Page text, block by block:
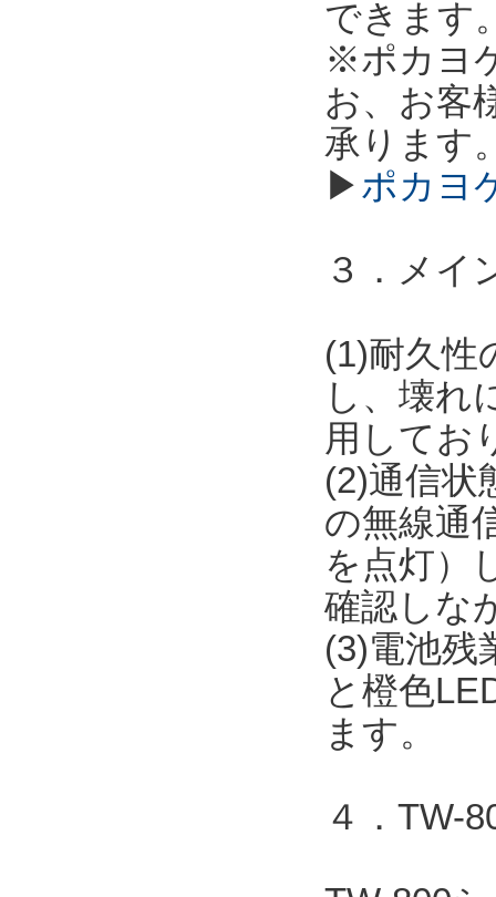
できます
※ポカヨ
お、お客
承ります
▶ポカヨ
３．メイ
(1)耐久性
し、壊れ
用してお
(2)通信状
の無線通
を点灯）
確認しな
(3)電池残
と橙色
ます。
４．TW-